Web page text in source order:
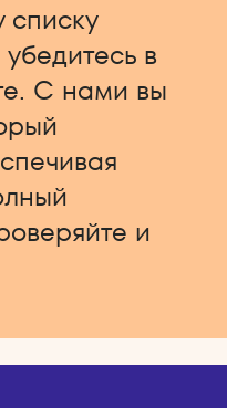
в
С нами вы
и